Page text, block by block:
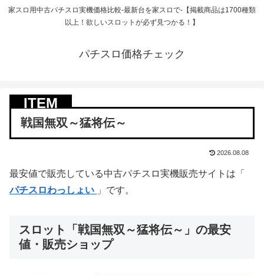
家スロ用中古パチスロ実機価格比較-最新台を家スロで-【掲載商品は1700種類
以上！欲しいスロットが必ず見つかる！】
パチスロ価格チェック
戦国無双～猛将伝～
2026.08.08
最安値で販売している中古パチスロ実機販売サイトは「
パチスロわっしょい 」です。
スロット「戦国無双～猛将伝～」の最安
値・販売ショップ